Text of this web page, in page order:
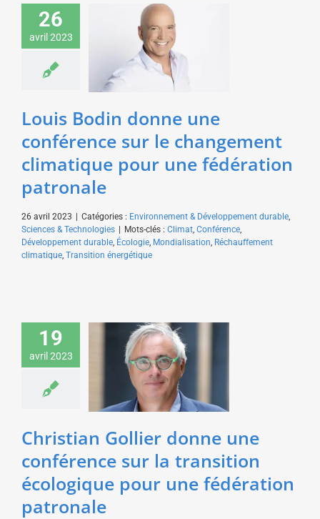
26
avril 2023
conférence sur le
changement climatique
pour une fédération
patronale
Environnement &
Développement durable
Louis Bodin donne une
conférence sur le changement
climatique pour une fédération
patronale
26 avril 2023 Catégories : Environnement & Développement durable,
Sciences & Technologies
Mots-clés : Climat, Conférence,
Développement durable, Écologie, Mondialisation, Réchauffement
climatique, Transition énergétique
19
avril 2023
Christian Gollier donne
une conférence sur la
transition écologique
pour une fédération
patronale
Economie & Management
Christian Gollier donne une
conférence sur la transition
écologique pour une fédération
patronale